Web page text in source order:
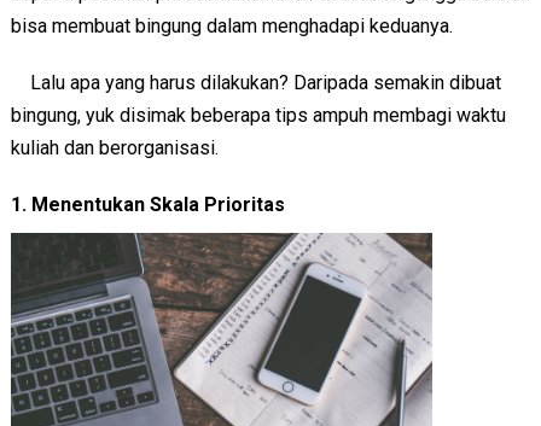
bisa membuat bingung dalam menghadapi keduanya.
Lalu apa yang harus dilakukan? Daripada semakin dibuat
bingung, yuk disimak beberapa tips ampuh membagi waktu
kuliah dan berorganisasi.
1. Menentukan Skala Prioritas